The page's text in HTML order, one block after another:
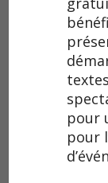
La musique y
choisit de
lieux de
s’adressent.
continue à
département,
lesquels :A
Il était
Tricouvyack
pour
pour